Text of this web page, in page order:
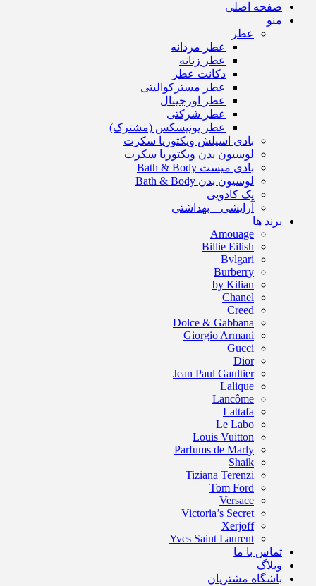
صفحه اصلی
منو
عطر
عطر مردانه
عطر زنانه
دکانت عطر
عطر مسترکوالیتی
عطر اورجینال
عطر شرکتی
عطر یونیسکس (مشترک)
بادی اسپلش ویکتوریا سکرت
لوسیون بدن ویکتوریا سکرت
بادی میست Bath & Body
لوسیون بدن Bath & Body
پک کادویی
آرایشی – بهداشتی
برند ها
Amouage
Billie Eilish
Bvlgari
Burberry
by Kilian
Chanel
Creed
Dolce & Gabbana
Giorgio Armani
Gucci
Dior
Jean Paul Gaultier
Lalique
Lancôme
Lattafa
Le Labo
Louis Vuitton
Parfums de Marly
Shaik
Tiziana Terenzi
Tom Ford
Versace
Victoria’s Secret
Xerjoff
Yves Saint Laurent
تماس با ما
وبلاگ
باشگاه مشتریان